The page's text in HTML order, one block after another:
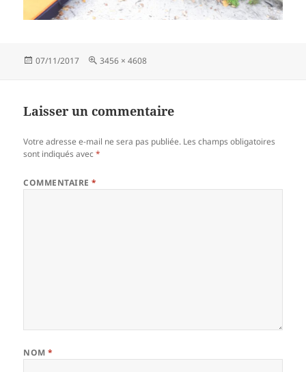
Publié
07/11/2017
Taille
3456 × 4608
Laisser un commentaire
Votre adresse e-mail ne sera pas publiée. Les champs obligatoires
sont indiqués avec*
COMMENTAIRE*
NOM*